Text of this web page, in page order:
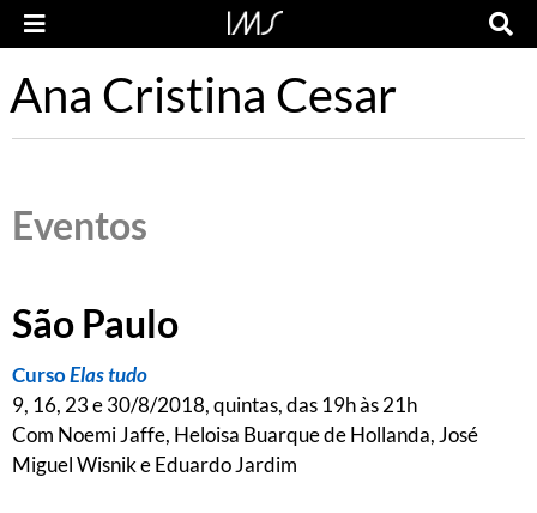
Ana Cristina Cesar
Eventos
São Paulo
CursoElas tudo
9, 16, 23 e 30/8/2018, quintas, das 19h às 21h
Com Noemi Jaffe, Heloisa Buarque de Hollanda, José
Miguel Wisnik e Eduardo Jardim